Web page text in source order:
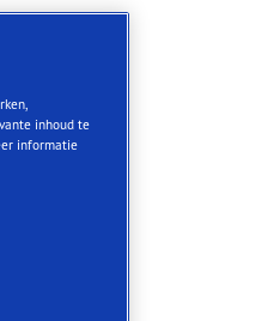
inhoud te
informatie